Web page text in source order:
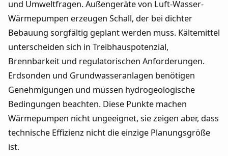
und Umweltfragen. Außengeräte von Luft-Wasser-
Wärmepumpen erzeugen Schall, der bei dichter
Bebauung sorgfältig geplant werden muss. Kältemittel
unterscheiden sich in Treibhauspotenzial,
Brennbarkeit und regulatorischen Anforderungen.
Erdsonden und Grundwasseranlagen benötigen
Genehmigungen und müssen hydrogeologische
Bedingungen beachten. Diese Punkte machen
Wärmepumpen nicht ungeeignet, sie zeigen aber, dass
technische Effizienz nicht die einzige Planungsgröße
ist.